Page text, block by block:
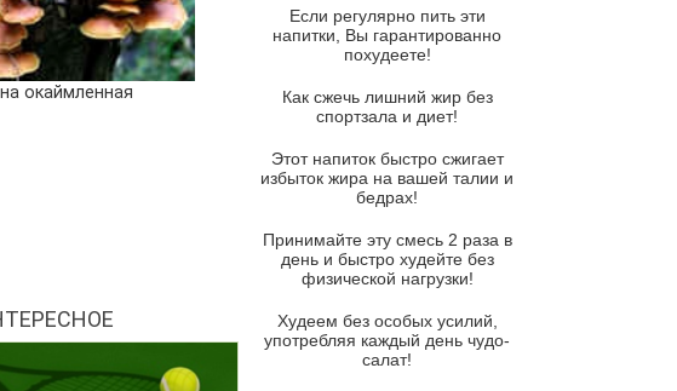
окаймленная
Парижский луковый суп
Суп из спаржи и горошка с
Суп-крем из цветной капусты
Французский луковый суп
Суп из баклажанов с моцареллой
Грибной крем-суп с кростини с
козьим сыром
Суп мисо с зеленым луком и
тофу
Если регулярно пить эти
напитки, Вы гарантированно
похудеете!
Как сжечь лишний жир без
спортзала и диет!
Этот напиток быстро сжигает
избыток жира на вашей талии и
бедрах!
Принимайте эту смесь 2 раза в
день и быстро худейте без
физической нагрузки!
Худеем без особых усилий,
употребляя каждый день чудо-
салат!